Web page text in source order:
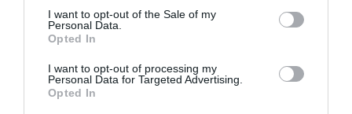
consent section.
I want to opt-out of the Sale of my
Personal Data.
Opted In
I want to opt-out of processing my
Personal Data for Targeted Advertising.
Opted In